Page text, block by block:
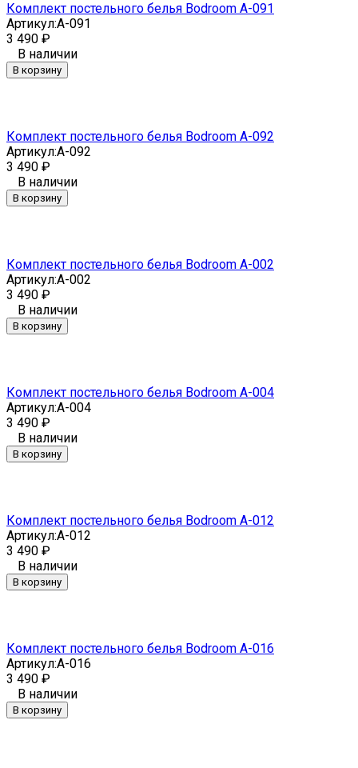
Комплект постельного белья Bodroom A-091
Артикул:A-091
3 490 ₽
В наличии
В корзину
Комплект постельного белья Bodroom A-092
Артикул:A-092
3 490 ₽
В наличии
В корзину
Комплект постельного белья Bodroom A-002
Артикул:A-002
3 490 ₽
В наличии
В корзину
Комплект постельного белья Bodroom A-004
Артикул:A-004
3 490 ₽
В наличии
В корзину
Комплект постельного белья Bodroom A-012
Артикул:A-012
3 490 ₽
В наличии
В корзину
Комплект постельного белья Bodroom A-016
Артикул:A-016
3 490 ₽
В наличии
В корзину